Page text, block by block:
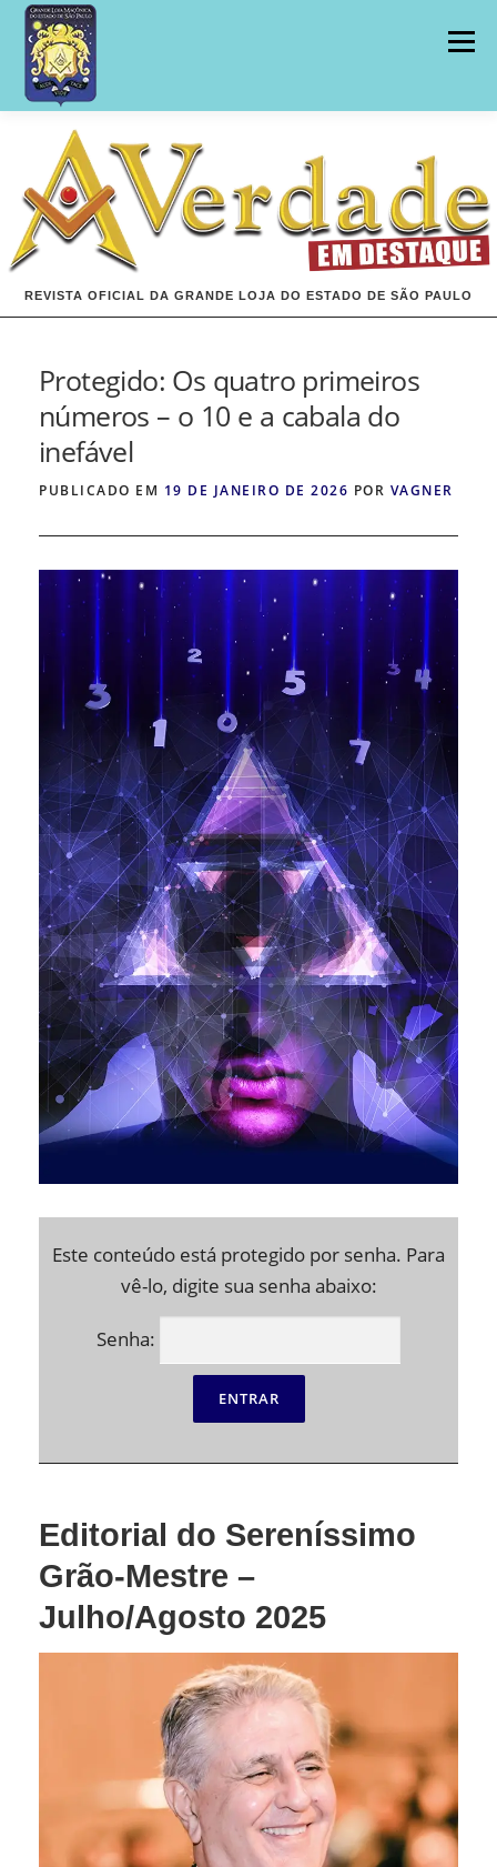
Pular
conteúdo
Menu
INÍCIO EDIÇÕES
REVISTA OFICIAL DA GRANDE LOJA DO ESTADO DE SÃO PAULO
Protegido: Os quatro primeiros
números – o 10 e a cabala do
inefável
PUBLICADO EM 19 DE JANEIRO DE 2026 POR VAGNER
Este conteúdo está protegido por senha. Para
vê-lo, digite sua senha abaixo:
Senha:
Editorial do Sereníssimo
Grão-Mestre –
Julho/Agosto 2025